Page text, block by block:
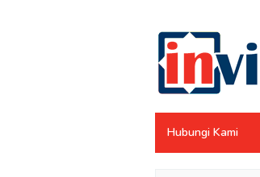
konten
Hubungi Kami